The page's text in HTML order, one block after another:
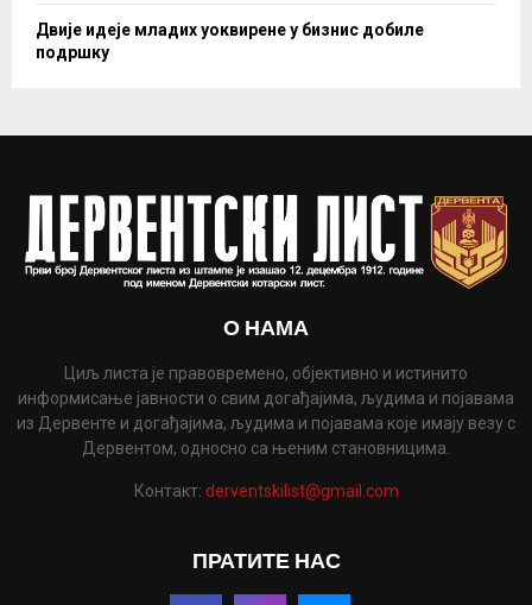
Двије идеје младих уоквирене у бизнис добиле
подршку
О НАМА
Циљ листа је правовремено, објективно и истинито
информисање јавности о свим догађајима, људима и појавама
из Дервенте и догађајима, људима и појавама које имају везу с
Дервентом, односно са њеним становницима.
Контакт: derventskilist@gmail.com
ПРАТИТЕ НАС